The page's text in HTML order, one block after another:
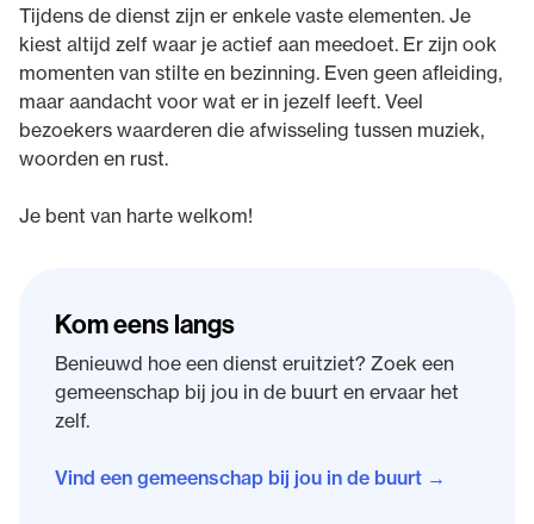
Tijdens de dienst zijn er enkele vaste elementen. Je
kiest altijd zelf waar je actief aan meedoet. Er zijn ook
momenten van stilte en bezinning. Even geen afleiding,
maar aandacht voor wat er in jezelf leeft. Veel
bezoekers waarderen die afwisseling tussen muziek,
woorden en rust.
Je bent van harte welkom!
Kom eens langs
Benieuwd hoe een dienst eruitziet? Zoek een
gemeenschap bij jou in de buurt en ervaar het
zelf.
Vind een gemeenschap bij jou in de buurt →